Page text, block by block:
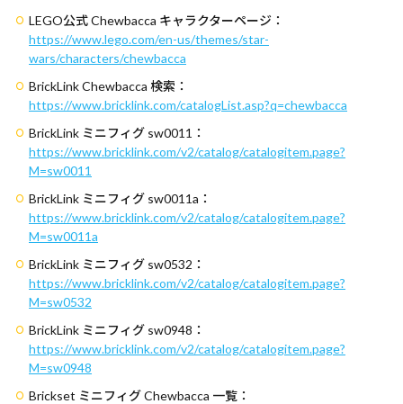
LEGO公式 Chewbacca キャラクターページ：
https://www.lego.com/en-us/themes/star-
wars/characters/chewbacca
BrickLink Chewbacca 検索：
https://www.bricklink.com/catalogList.asp?q=chewbacca
BrickLink ミニフィグ sw0011：
https://www.bricklink.com/v2/catalog/catalogitem.page?
M=sw0011
BrickLink ミニフィグ sw0011a：
https://www.bricklink.com/v2/catalog/catalogitem.page?
M=sw0011a
BrickLink ミニフィグ sw0532：
https://www.bricklink.com/v2/catalog/catalogitem.page?
M=sw0532
BrickLink ミニフィグ sw0948：
https://www.bricklink.com/v2/catalog/catalogitem.page?
M=sw0948
Brickset ミニフィグ Chewbacca 一覧：